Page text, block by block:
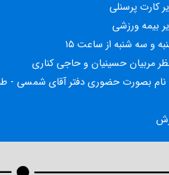
کارت پرسنلی
بیمه ورزشی
و سه شنبه از ساعت ۱۵
مربیان حسینیان و حاجی کناری
بصورت حضوری دفتر آقای شمسی - طبقه